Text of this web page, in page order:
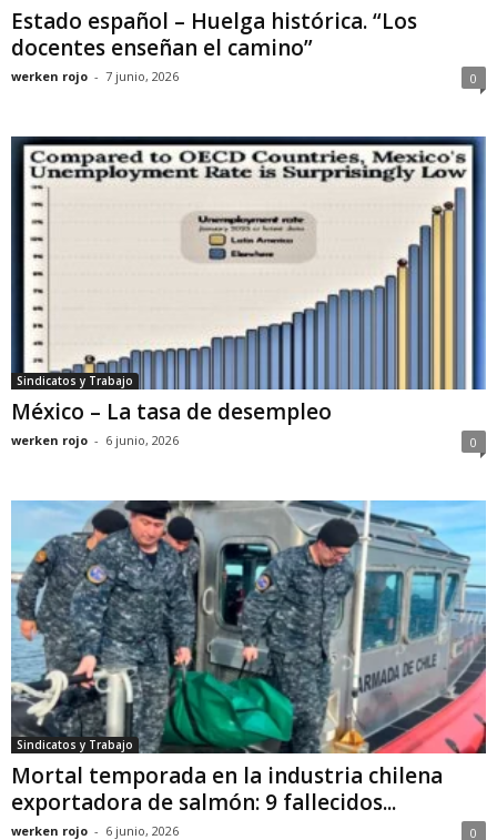
Estado español – Huelga histórica. “Los
docentes enseñan el camino”
werken rojo - 7 junio, 2026 0
Sindicatos y Trabajo
México – La tasa de desempleo
werken rojo - 6 junio, 2026 0
Sindicatos y Trabajo
Mortal temporada en la industria chilena
exportadora de salmón: 9 fallecidos...
werken rojo - 6 junio, 2026 0